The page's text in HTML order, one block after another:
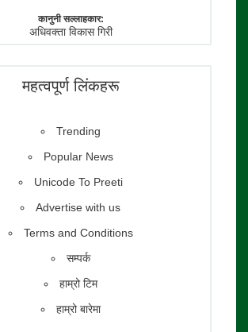
कानुनी सल्लाहकार:
अधिवक्ता विकास गिरी
महत्वपूर्ण लिंकहरू
Trending
Popular News
Unicode To Preeti
Advertise with us
Terms and Conditions
सम्पर्क
हाम्रो टिम
हाम्रो बारेमा